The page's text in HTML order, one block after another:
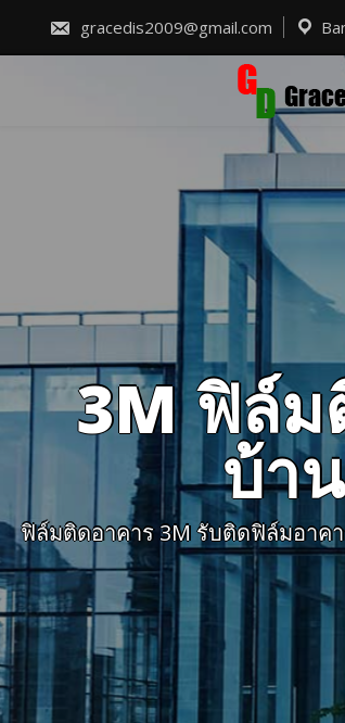
content
gracedis2009@gmail.com
3M ฟิล์ม
บ้า
ฟิล์มติดอาคาร 3M รับติดฟิล์มอาค